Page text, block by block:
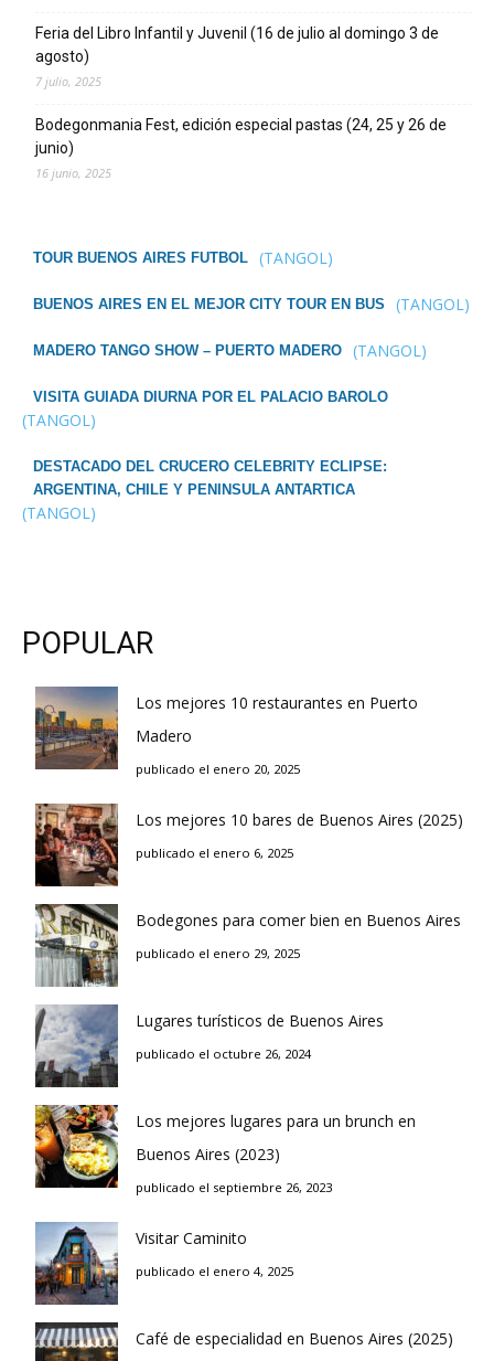
Feria del Libro Infantil y Juvenil (16 de julio al domingo 3 de
agosto)
7 julio, 2025
Bodegonmania Fest, edición especial pastas (24, 25 y 26 de
junio)
16 junio, 2025
TOUR BUENOS AIRES FUTBOL (TANGOL)
BUENOS AIRES EN EL MEJOR CITY TOUR EN BUS (TANGOL)
MADERO TANGO SHOW – PUERTO MADERO (TANGOL)
VISITA GUIADA DIURNA POR EL PALACIO BAROLO
(TANGOL)
DESTACADO DEL CRUCERO CELEBRITY ECLIPSE:
ARGENTINA, CHILE Y PENINSULA ANTARTICA
(TANGOL)
POPULAR
Los mejores 10 restaurantes en Puerto
Madero
publicado el enero 20, 2025
Los mejores 10 bares de Buenos Aires (2025)
publicado el enero 6, 2025
Bodegones para comer bien en Buenos Aires
publicado el enero 29, 2025
Lugares turísticos de Buenos Aires
publicado el octubre 26, 2024
Los mejores lugares para un brunch en
Buenos Aires (2023)
publicado el septiembre 26, 2023
Visitar Caminito
publicado el enero 4, 2025
Café de especialidad en Buenos Aires (2025)